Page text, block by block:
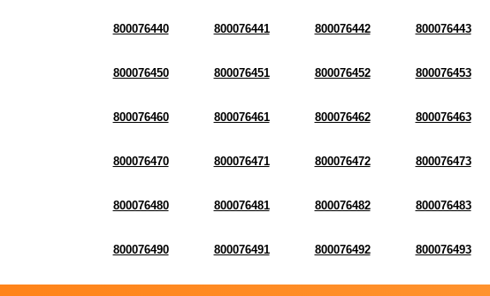
800076440 800076441 800076442 800076443
800076450 800076451 800076452 800076453
800076460 800076461 800076462 800076463
800076470 800076471 800076472 800076473
800076480 800076481 800076482 800076483
800076490 800076491 800076492 800076493